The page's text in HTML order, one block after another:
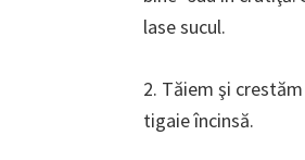
lase sucul.
2. Tăiem şi
tigaie încinsă.